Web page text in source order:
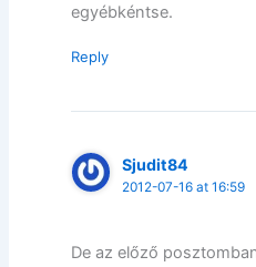
egyébkéntse.
Reply
Sjudit84
2012-07-16 at 16:59
De az előző